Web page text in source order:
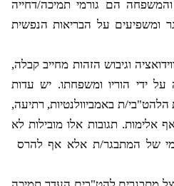
הם גורמי תמיכה/דחייה
ומשפיעים על הבריאות הנפשית
וגיבוש הזהות מחייב קבלה,
ידי הוריו ומשפחתו. יש עדות
ת באמביוולנטיות, רתיעה,
אלימות. תגובות אלו מובילות לא
של המתבגר/ת אלא אף להרס